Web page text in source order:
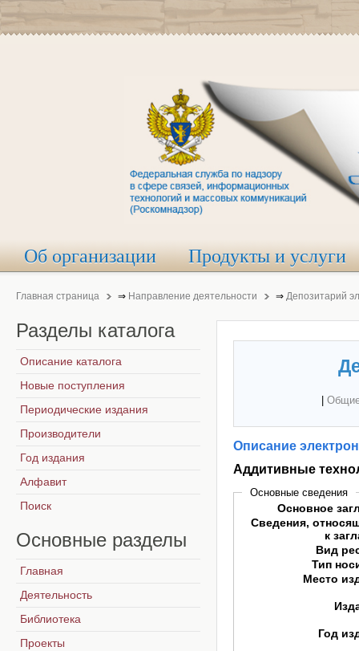
Об организации Продукты и услуги
Главная страница ⇒ Направление деятельности ⇒ Депозитарий
Описание
Аддитивные
Основные сведения
Основное
Сведения,
к
Вид
Тип
Место
Год
Разделы каталога
Описание каталога
Новые поступления
Периодические издания
Производители
Год издания
Алфавит
Поиск
Основные разделы
Главная
Деятельность
Библиотека
Проекты